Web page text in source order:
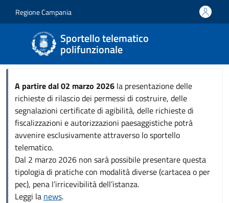
Regione Campania
Sportello telematico
polifunzionale
A partire dal 02 marzo 2026la presentazione delle
richieste di rilascio dei permessi di costruire, delle
segnalazioni certificate di agibilità, delle richieste di
fiscalizzazioni e autorizzazioni paesaggistiche potrà
avvenire esclusivamente attraverso lo sportello
telematico.
Dal 2 marzo 2026 non sarà possibile presentare questa
tipologia di pratiche con modalità diverse (cartacea o per
pec), pena l’irricevibilità dell’istanza.
Leggi la news.